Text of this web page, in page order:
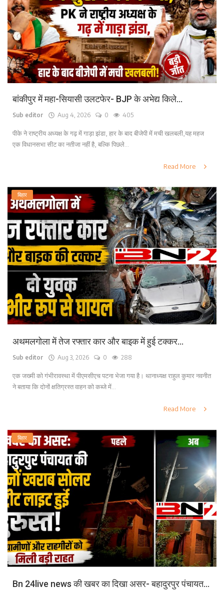
बांकीपुर में महा-सियासी उलटफेर- BJP के अभेद्य किले...
Sub editor Aug 4, 2026 0 405
पीके ने राष्ट्रीय अध्यक्ष के गढ़ में गाड़ा झंडा, हार के बाद बीजेपी में मची खलबली,यह महज
एक विधानसभा सीट का नतीजा नहीं है, बल्कि पिछले...
Read More
बिहार
अथमलगोला में तेज रफ्तार कार और बाइक में हुई टक्कर...
Sub editor Aug 3, 2026 0 288
एक जख्मी को गंभीरावस्था में पीएमसीएच पटना भेजा गया है। थानाध्यक्ष राहुल कुमार नवनीत
ने बताया कि दोनों क्षतिग्रस्त वाहन को कब्जे में...
Read More
बिहार
Bn 24live news की खबर का दिखा असर- बहादुरपुर पंचायत...